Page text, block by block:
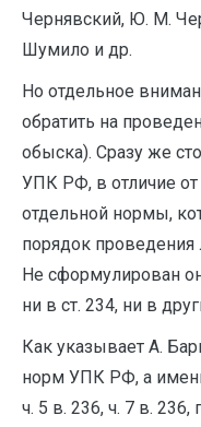
Чернявский, Ю. М.
Шумило и др.
Но отдельное
обратить на
обыска). Сразу же
УПК РФ, в отличие
отдельной нормы,
порядок проведения
Не сформулирован
ни в ст. 234, ни в
Как указывает А.
норм УПК РФ, а
ч. 5 в. 236, ч. 7 в.